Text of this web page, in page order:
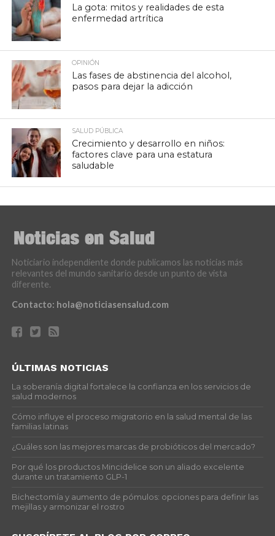
La gota: mitos y realidades de esta
enfermedad artrítica
OPINIÓN
Las fases de abstinencia del alcohol,
pasos para dejar la adicción
SALUD PÚBLICA
Crecimiento y desarrollo en niños:
factores clave para una estatura
saludable
Noticiario independiente donde publicamos las noticias más
relevantes del mundo sanitario desde un punto de vista
diferente.
Contacto: hola@noticiasensalud.com
ÚLTIMAS NOTICIAS
La soberanía digital fortalece la confianza en los servicios de
salud modernos
Cómo influye el proceso migratorio en la salud mental de las
familias latinas
¿Cuáles son las mejores marcas de probióticos del mercado?
Por qué los productos Mincidelice son un aliado excelente
durante un tratamiento GLP-1
Bichectomía y aumento de pómulos: opciones para definir las
mejillas y armonizar el rostro